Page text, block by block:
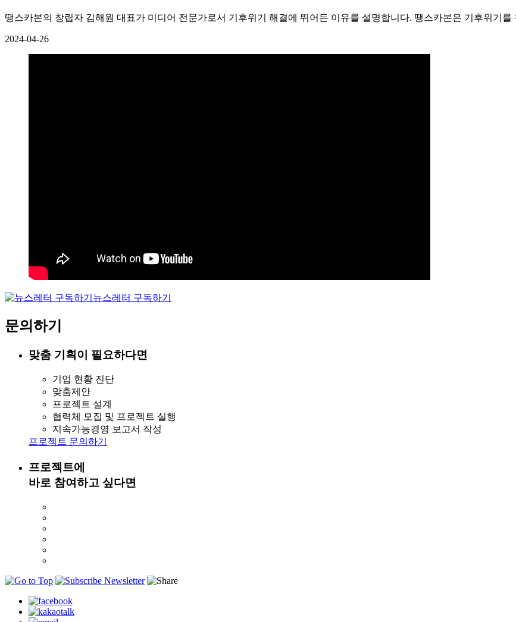
땡스카본의 창립자 김해원 대표가 미디어 전문가로서 기후위기 해결에 뛰어든 이유를 설명합니다. 땡스카본은 기후위기
2024-04-26
뉴스레터 구독하기
문의하기
맞춤 기획이 필요하다면
기업 현황 진단
맞춤제안
프로젝트 설계
협력체 모집 및 프로젝트 실행
지속가능경영 보고서 작성
프로젝트 문의하기
프로젝트에
바로 참여하고 싶다면